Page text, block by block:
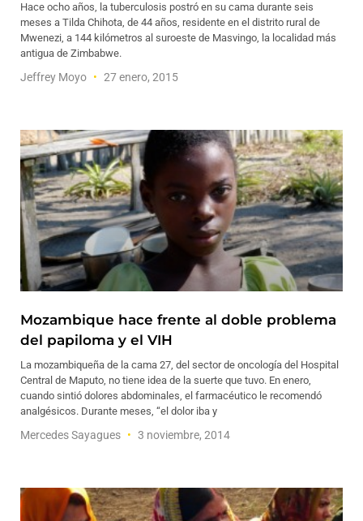
Hace ocho años, la tuberculosis postró en su cama durante seis
meses a Tilda Chihota, de 44 años, residente en el distrito rural de
Mwenezi, a 144 kilómetros al suroeste de Masvingo, la localidad más
antigua de Zimbabwe.
Jeffrey Moyo 27 enero, 2015
Mozambique hace frente al doble problema
del papiloma y el VIH
La mozambiqueña de la cama 27, del sector de oncología del Hospital
Central de Maputo, no tiene idea de la suerte que tuvo. En enero,
cuando sintió dolores abdominales, el farmacéutico le recomendó
analgésicos. Durante meses, “el dolor iba y
Mercedes Sayagues 3 noviembre, 2014